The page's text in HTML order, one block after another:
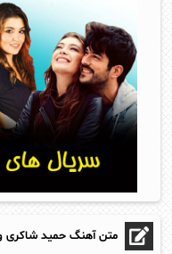
متن آهنگ حمید شاکری